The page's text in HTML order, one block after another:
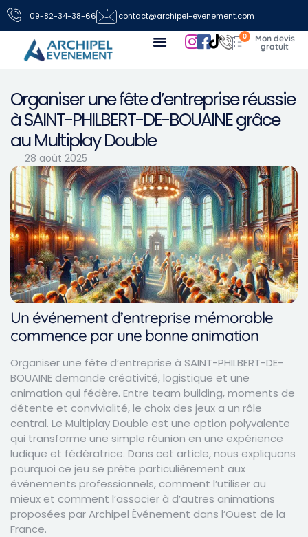
09-82-34-38-66 contact@archipel-evenement.com
0
Organiser une fête d’entreprise réussie
à SAINT-PHILBERT-DE-BOUAINE grâce
au Multiplay Double
28 août 2025
Un événement d’entreprise mémorable
commence par une bonne animation
Organiser une fête d’entreprise à SAINT-PHILBERT-DE-
BOUAINE demande créativité, logistique et une
animation qui fédère. Entre team building, moments de
détente et convivialité, le choix des jeux a un rôle
central. Le Multiplay Double est une option polyvalente
qui transforme une simple réunion en une expérience
ludique et fédératrice. Dans cet article, nous expliquons
pourquoi ce jeu se prête particulièrement aux
événements professionnels, comment l’utiliser au
mieux et comment l’associer à d’autres animations
proposées par Archipel Événement dans l’Ouest de la
France.